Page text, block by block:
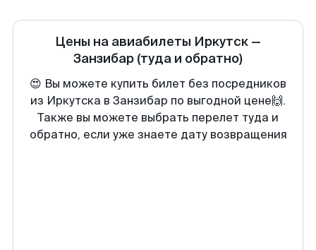
Цены на авиабилеты Иркутск —
Занзибар (туда и обратно)
😍 Вы можете купить билет без посредников
из Иркутска в Занзибар по выгодной цене🙌.
Также вы можете выбрать перелет туда и
обратно, если уже знаете дату возвращения